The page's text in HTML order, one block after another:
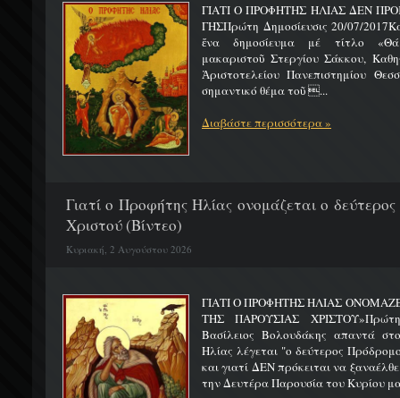
ΓΙΑΤΙ Ο ΠΡΟΦΗΤΗΣ ΗΛΙΑΣ ΔΕΝ
ΓΗΣΠρώτη Δημοσίευσις 20/07/
ἕνα δημοσίευμα μέ τίτλο
μακαριστοῦ Στεργίου Σάκκου,
Ἀριστοτελείου Πανεπιστημίου
σημαντικό θέμα τοῦ ...
Διαβάστε περισσότερα »
Γιατί ο Προφήτης Ηλίας ονομάζεται ο
Χριστού (Βίντεο)
Κυριακή, 2 Αυγούστου 2026
ΓΙΑΤΙ Ο ΠΡΟΦΗΤΗΣ ΗΛΙΑΣ
ΤΗΣ ΠΑΡΟΥΣΙΑΣ
Βασίλειος Βολουδάκης απαντά
Ηλίας λέγεται "ο δεύτερος
και γιατί ΔΕΝ πρόκειται να
την Δευτέρα Παρουσία του Κυρίου